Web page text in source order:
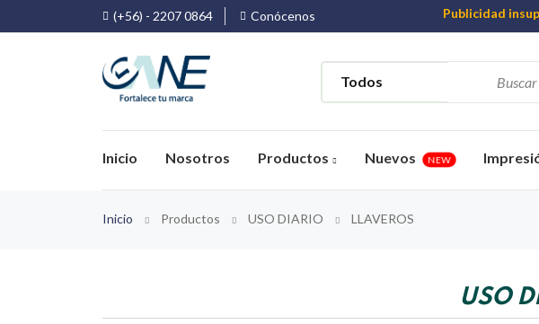
(+56) - 2207 0864 Conócenos
Publicidad
Más de 1000
Inicio Nosotros Productos Nuevos NEW
Inicio Productos USO DIARIO LLAVEROS
USO